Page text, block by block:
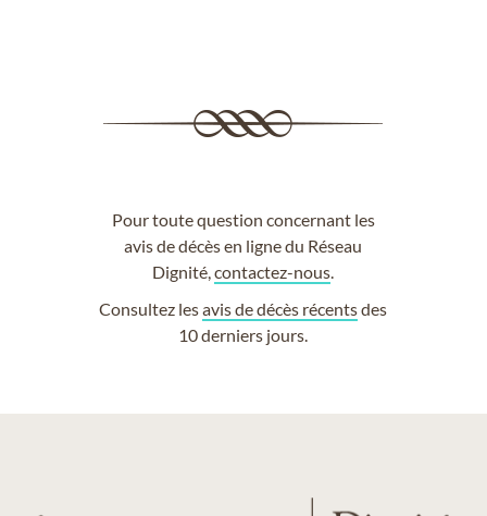
Pour toute question concernant les
avis de décès en ligne du Réseau
Dignité,contactez-nous
Consultez lesavis de décès récentsdes
10 derniers jours.